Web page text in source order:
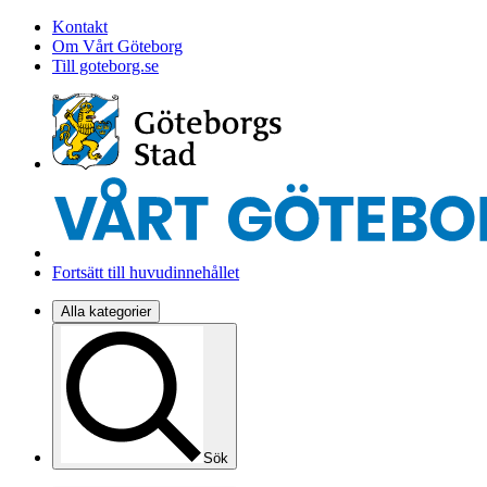
Kontakt
Om Vårt Göteborg
Till goteborg.se
Fortsätt till huvudinnehållet
Alla kategorier
Sök